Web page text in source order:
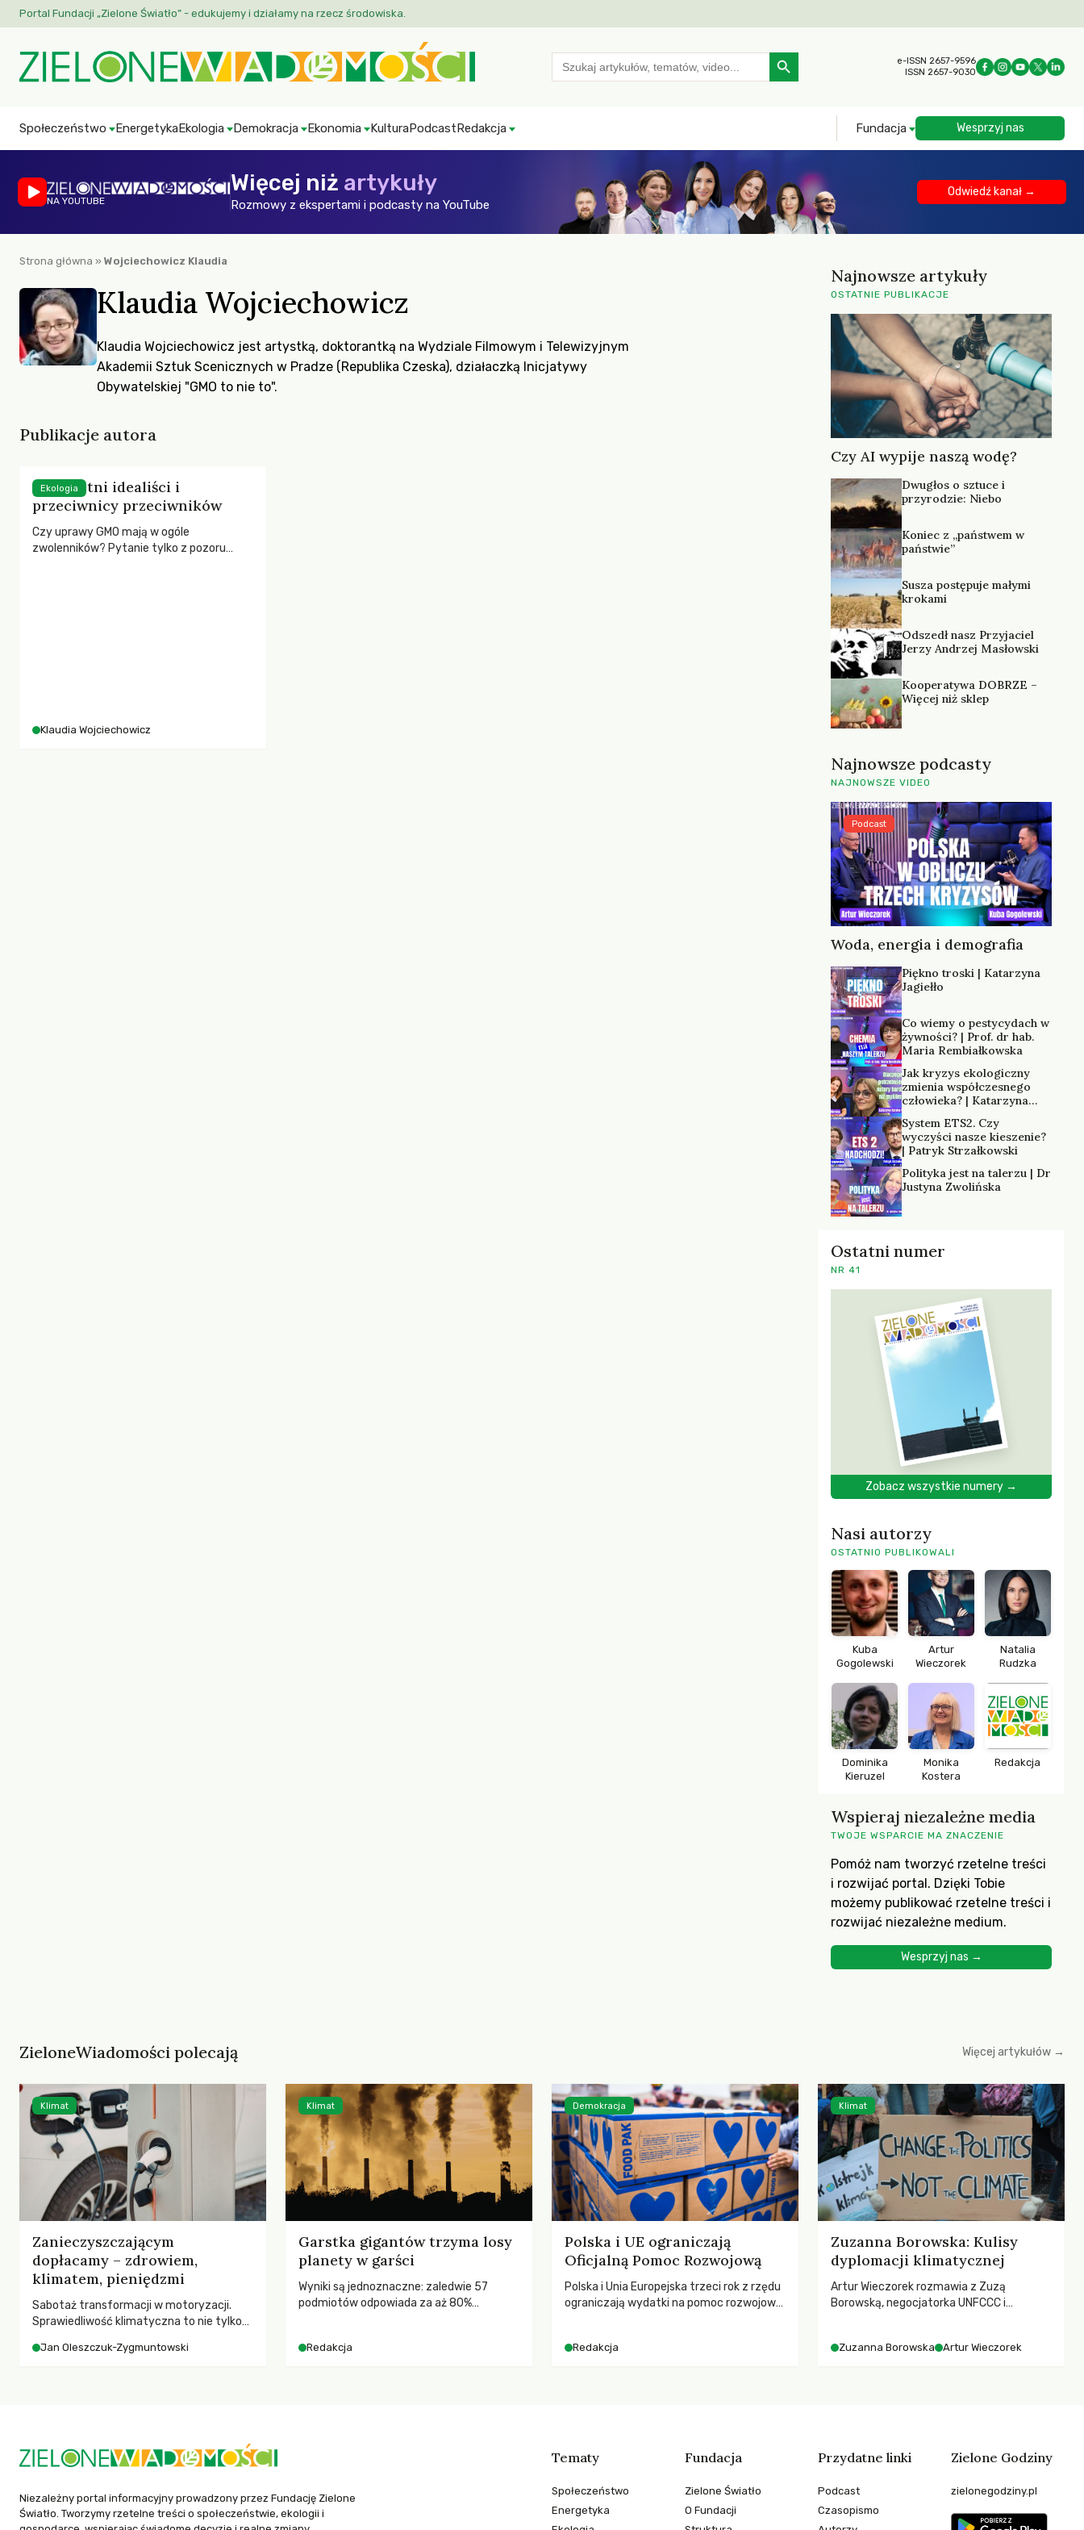
Portal Fundacji „Zielone Światło” - edukujemy i działamy na rzecz środowiska.
Search
for:
Search Button
e-ISSN 2657-9596
ISSN 2657-9030
Społeczeństwo EnergetykaEkologia Demokracja Ekonomia KulturaPodcastRedakcja Fundacja Wesprzyj nas
NA YOUTUBE
Więcej niż artykuły
Rozmowy z ekspertami i podcasty na YouTube
Odwiedź kanał →
Strona główna » Wojciechowicz Klaudia
Klaudia Wojciechowicz
Klaudia Wojciechowicz jest artystką, doktorantką na Wydziale Filmowym i Telewizyjnym
Akademii Sztuk Scenicznych w Pradze (Republika Czeska), działaczką Inicjatywy
Obywatelskiej "GMO to nie to".
Publikacje autora
Szlachetni idealiści i
przeciwnicy przeciwników
Czy uprawy GMO mają w ogóle
zwolenników? Pytanie tylko z pozoru
Klaudia Wojciechowicz
Ekologia
Najnowsze artykuły
OSTATNIE PUBLIKACJE
Czy AI wypije naszą wodę?
Dwugłos o sztuce i
przyrodzie: Niebo
Koniec z „państwem w
państwie”
Susza postępuje małymi
krokami
Odszedł nasz Przyjaciel
Jerzy Andrzej Masłowski
Kooperatywa DOBRZE –
Więcej niż sklep
Najnowsze podcasty
NAJNOWSZE VIDEO
Woda, energia i demografia
Podcast
Piękno troski | Katarzyna
Jagiełło
Co wiemy o pestycydach w
żywności? | Prof. dr hab.
Maria Rembiałkowska
Jak kryzys ekologiczny
zmienia współczesnego
człowieka? | Katarzyna
System ETS2. Czy
wyczyści nasze kieszenie?
| Patryk Strzałkowski
Polityka jest na talerzu | Dr
Justyna Zwolińska
Ostatni numer
NR 41
Zobacz wszystkie numery →
Nasi autorzy
OSTATNIO PUBLIKOWALI
Kuba
Gogolewski
Artur
Wieczorek
Natalia
Rudzka
Dominika
Kieruzel
Monika
Kostera
Redakcja
Wspieraj niezależne media
TWOJE WSPARCIE MA ZNACZENIE
Pomóż nam tworzyć rzetelne treści
i rozwijać portal. Dzięki Tobie
możemy publikować rzetelne treści i
rozwijać niezależne medium.
Wesprzyj nas →
ZieloneWiadomości polecają Więcej artykułów →
Zanieczyszczającym
dopłacamy – zdrowiem,
klimatem, pieniędzmi
Sabotaż transformacji w motoryzacji.
Sprawiedliwość klimatyczna to nie tylko
ponosi konsekwencje globalnego
Jan Oleszczuk-Zygmuntowski
Klimat
Garstka gigantów trzyma losy
planety w garści
Wyniki są jednoznaczne: zaledwie 57
podmiotów odpowiada za aż 80%
Redakcja
Klimat
Polska i UE ograniczają
Oficjalną Pomoc Rozwojową
Polska i Unia Europejska trzeci rok z rzędu
ograniczają wydatki na pomoc rozwojową
dla krajów najbardziej potrzebujących, a
Redakcja
Demokracja
Zuzanna Borowska: Kulisy
dyplomacji klimatycznej
Artur Wieczorek rozmawia z Zuzą
Borowską, negocjatorka UNFCCC i
ruchach klimatycznych
Zuzanna Borowska Artur Wieczorek
Klimat
Niezależny portal informacyjny prowadzony przez Fundację Zielone
Światło. Tworzymy rzetelne treści o społeczeństwie, ekologii i
Tematy
Społeczeństwo
Energetyka
Fundacja
Zielone Światło
O Fundacji
Przydatne linki
Podcast
Czasopismo
Zielone Godziny
zielonegodziny.pl